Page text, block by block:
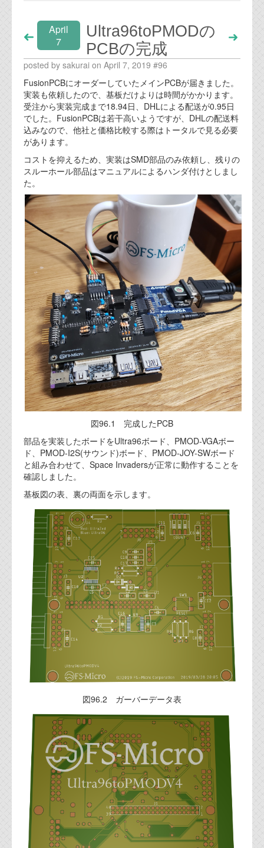
April
7
Ultra96toPMODの
PCBの完成
posted by sakurai on April 7, 2019 #96
FusionPCBにオーダーしていたメインPCBが届きました。
実装も依頼したので、基板だけよりは時間がかかります。
受注から実装完成まで18.94日、DHLによる配送が0.95日
でした。FusionPCBは若干高いようですが、DHLの配送料
込みなので、他社と価格比較する際はトータルで見る必要
があります。
コストを抑えるため、実装はSMD部品のみ依頼し、残りの
スルーホール部品はマニュアルによるハンダ付けとしまし
た。
図96.1 完成したPCB
部品を実装したボードをUltra96ボード、PMOD-VGAボー
ド、PMOD-I2S(サウンド)ボード、PMOD-JOY-SWボード
と組み合わせて、Space Invadersが正常に動作することを
確認しました。
基板図の表、裏の両面を示します。
図96.2 ガーバーデータ表